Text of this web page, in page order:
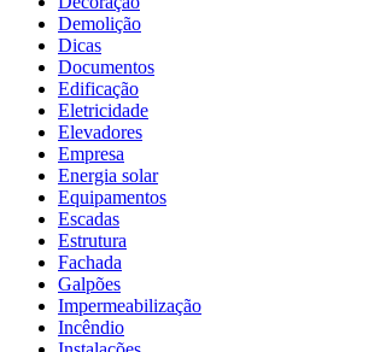
Demolição
Dicas
Documentos
Edificação
Eletricidade
Elevadores
Empresa
Energia solar
Equipamentos
Escadas
Estrutura
Fachada
Galpões
Impermeabilização
Incêndio